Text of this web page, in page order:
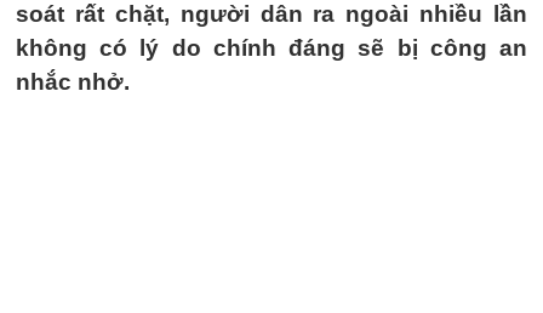
soát rất chặt, người dân ra ngoài nhiều lần
không có lý do chính đáng sẽ bị công an
nhắc nhở.